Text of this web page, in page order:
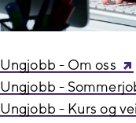
Ungjobb - Om oss
Ungjobb -
Ungjobb - Kurs og